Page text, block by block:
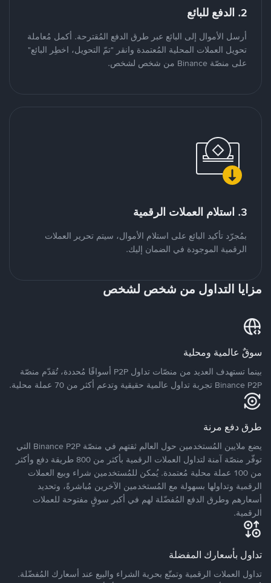
2. الدفع للبائع
أرسل الأموال إلى البائع عبر طرق الدفع المُقترحة. أكمل مُعاملة
تحويل العملات المحلية المُعتمدة وانقر "تمّ التحويل، اخطِر البائع"
على منصّة Binance من شخص لشخص.
3. استلام العملات الرقمية
بمُجرّد تأكيد البائع على استلام الأموال، سيتم تحرير العملات
الرقمية الموجودة في الضمان إليك.
مزايا التداول من شخص لشخص
سوقٌ عالمية ومحلية
بينما تستهدف العديد من منصّات تداول P2P أسواقًا مُحددة، تُقدّم منصّة
Binance P2P تجربة تداول عالمية حقيقية وتدعم أكثر من 70 عملة محلية.
طرق دفع مرنة
يضع ملايين المُستخدمين حول العالم ثقتهم في منصّة Binance P2P التي
توفّر منصّة آمنة لتداول العملات الرقمية بأكثر من 800 طريقة دفع وأكثر
من 100 عملة محلية مُعتمدة. يُمكن للمُستخدمين شراء وبيع العملات
الرقمية وتداولها بسهولة مع المُستخدمين الآخرين مُباشرةً، وتحديد
أسعارهم وطرق الدفع المُفضّلة لهم في أكبر سوقٍ مفتوحة للعملات
الرقمية.
تداول بأسعارك المفضلة
تداول العملات الرقمية وتمتّع بحرية الشراء والبيع عند أسعارك المُفضّلة.